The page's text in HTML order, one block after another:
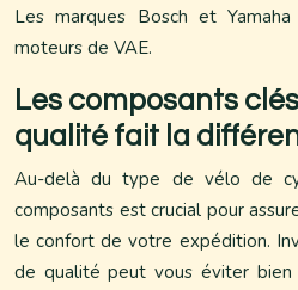
Les marques Bosch et
moteurs de VAE.
Les composants
qualité fait la
Au-delà du type de vélo de
composants est crucial pour
le confort de votre expédition.
de qualité peut vous éviter